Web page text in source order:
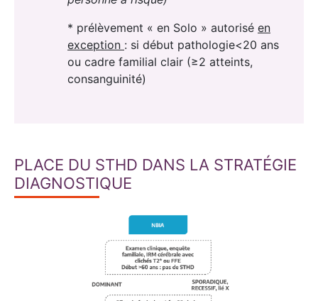
* prélèvement « en Solo » autorisé en
exception : si début pathologie<20 ans
ou cadre familial clair (≥2 atteints,
consanguinité)
PLACE DU STHD DANS LA STRATÉGIE
DIAGNOSTIQUE